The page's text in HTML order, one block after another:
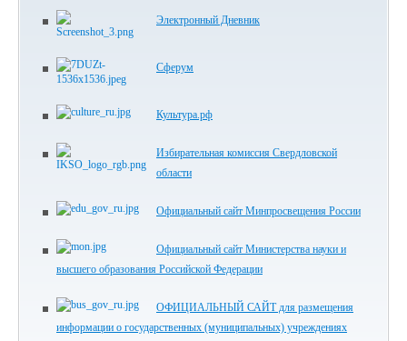
Электронный Дневник
Сферум
Культура.рф
Избирательная комиссия Свердловской
области
Официальный сайт Минпросвещения России
Официальный сайт Министерства науки и
высшего образования Российской Федерации
ОФИЦИАЛЬНЫЙ САЙТ для размещения
информации о государственных (муниципальных) учреждениях